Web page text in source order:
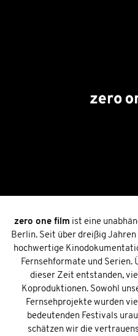
zero one film ist eine
Berlin. Seit über dreißig
hochwertige
Fernsehformate und Serien.
dieser Zeit entstanden,
Koproduktionen. Sowohl
Fernsehprojekte wurden
bedeutenden Festivals
schätzen wir die